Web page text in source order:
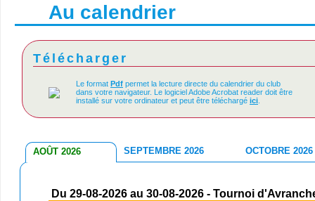
Au calendrier
Télécharger
Le format Pdf permet la lecture directe du calendrier du club
dans votre navigateur. Le logiciel Adobe Acrobat reader doit être
installé sur votre ordinateur et peut être téléchargé ici
AOÛT 2026 SEPTEMBRE 2026 OCTOBRE 2026
Du 29-08-2026 au 30-08-2026 - Tournoi